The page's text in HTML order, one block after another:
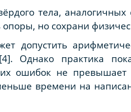
тела,
но сохрани
допустить
Однако практика
ошибок не
времени на